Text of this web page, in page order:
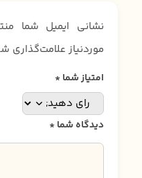
نشانی ایمیل شما
موردنیاز علامت‌گذاری
امتیاز شما*
دیدگاه شما*